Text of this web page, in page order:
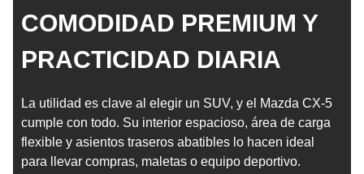
COMODIDAD PREMIUM Y
PRACTICIDAD DIARIA
La utilidad es clave al elegir un SUV, y el Mazda CX-5
cumple con todo. Su interior espacioso, área de carga
flexible y asientos traseros abatibles lo hacen ideal
para llevar compras, maletas o equipo deportivo.